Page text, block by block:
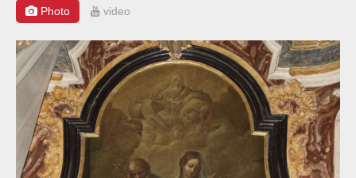
MUSEUMS
ITINERARIES
EVENTS
VOLUNTEERS
CONTACTS
Photo video
Notice at collection
Your Privacy Choices